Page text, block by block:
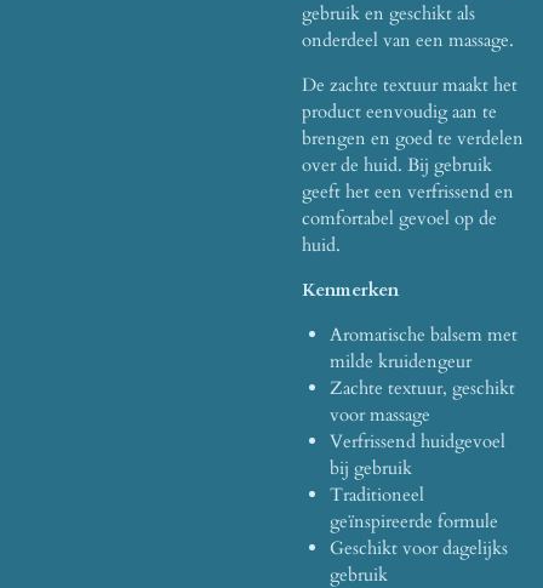
gebruik en geschikt als
onderdeel van een massage.
De zachte textuur maakt het
product eenvoudig aan te
brengen en goed te verdelen
over de huid. Bij gebruik
geeft het een verfrissend en
comfortabel gevoel op de
huid.
Kenmerken
Aromatische balsem met
milde kruidengeur
Zachte textuur, geschikt
voor massage
Verfrissend huidgevoel
bij gebruik
Traditioneel
geïnspireerde formule
Geschikt voor dagelijks
gebruik